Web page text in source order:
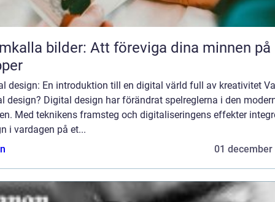
bilder: Att föreviga dina minnen på
design: En introduktion till en digital värld full av kreativitet
design? Digital design har förändrat spelreglerna i den
Med teknikens framsteg och digitaliseringens effekter
i vardagen på et...
01 december